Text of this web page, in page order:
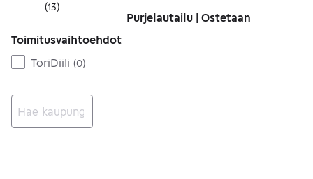
(13)
Toimitusvaihtoehdot
ToriDiili (0)
Purjelautailu | Ostetaan